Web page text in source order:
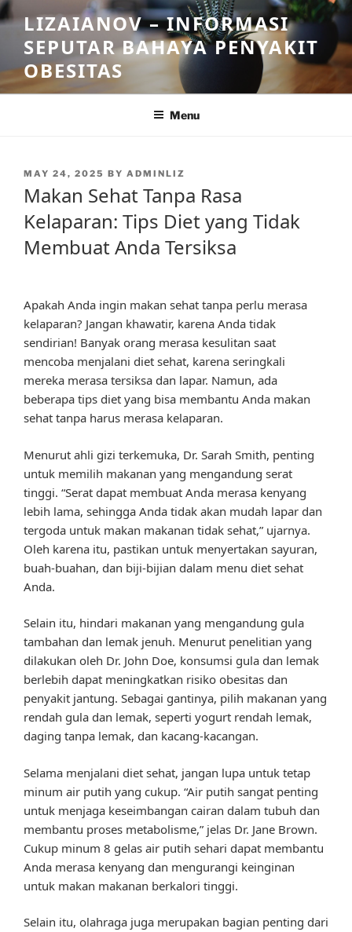
Skip
to
content
LIZAIANOV – INFORMASI
SEPUTAR BAHAYA PENYAKIT
OBESITAS
Menu
POSTED
MAY 24, 2025 BY ADMINLIZ
Makan Sehat Tanpa Rasa
Kelaparan: Tips Diet yang Tidak
Membuat Anda Tersiksa
Apakah Anda ingin makan sehat tanpa perlu merasa
kelaparan? Jangan khawatir, karena Anda tidak
sendirian! Banyak orang merasa kesulitan saat
mencoba menjalani diet sehat, karena seringkali
mereka merasa tersiksa dan lapar. Namun, ada
beberapa tips diet yang bisa membantu Anda makan
sehat tanpa harus merasa kelaparan.
Menurut ahli gizi terkemuka, Dr. Sarah Smith, penting
untuk memilih makanan yang mengandung serat
tinggi. “Serat dapat membuat Anda merasa kenyang
lebih lama, sehingga Anda tidak akan mudah lapar dan
tergoda untuk makan makanan tidak sehat,” ujarnya.
Oleh karena itu, pastikan untuk menyertakan sayuran,
buah-buahan, dan biji-bijian dalam menu diet sehat
Anda.
Selain itu, hindari makanan yang mengandung gula
tambahan dan lemak jenuh. Menurut penelitian yang
dilakukan oleh Dr. John Doe, konsumsi gula dan lemak
berlebih dapat meningkatkan risiko obesitas dan
penyakit jantung. Sebagai gantinya, pilih makanan yang
rendah gula dan lemak, seperti yogurt rendah lemak,
daging tanpa lemak, dan kacang-kacangan.
Selama menjalani diet sehat, jangan lupa untuk tetap
minum air putih yang cukup. “Air putih sangat penting
untuk menjaga keseimbangan cairan dalam tubuh dan
membantu proses metabolisme,” jelas Dr. Jane Brown.
Cukup minum 8 gelas air putih sehari dapat membantu
Anda merasa kenyang dan mengurangi keinginan
untuk makan makanan berkalori tinggi.
Selain itu, olahraga juga merupakan bagian penting dari